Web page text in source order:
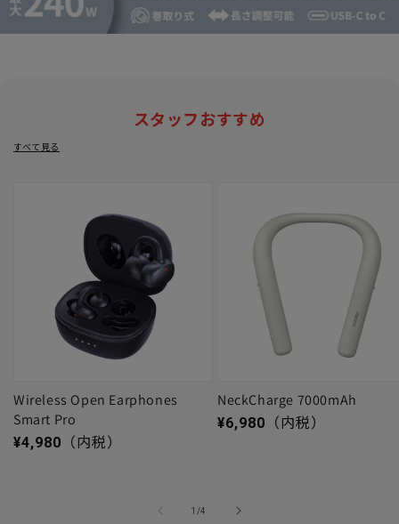
スタッフおすすめ
すべて見る
Wireless Open Earphones
Smart Pro
通常価格
¥4,980 （内税）
NeckCharge 7000mAh
通常価格
¥6,980 （内税）
1 /
の4